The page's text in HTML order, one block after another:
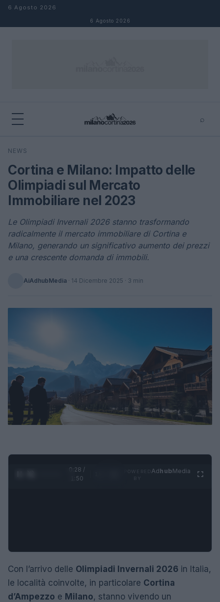
Salta al contenuto
6 Agosto 2026
6 Agosto 2026
⌕
Cerca
NEWS
Cortina e Milano: Impatto delle
Olimpiadi sul Mercato
Immobiliare nel 2023
Le Olimpiadi Invernali 2026 stanno trasformando
radicalmente il mercato immobiliare di Cortina e
Milano, generando un significativo aumento dei prezzi
e una crescente domanda di immobili.
AiAdhubMedia · 14 Dicembre 2025 · 3 min
0:29 /
1:50
AdhubMedia
Con l’arrivo delle Olimpiadi Invernali 2026 in Italia,
le località coinvolte, in particolare Cortina
d’Ampezzo e Milano, stanno vivendo un